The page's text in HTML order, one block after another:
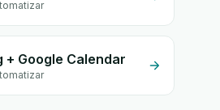
+ Google Calendar